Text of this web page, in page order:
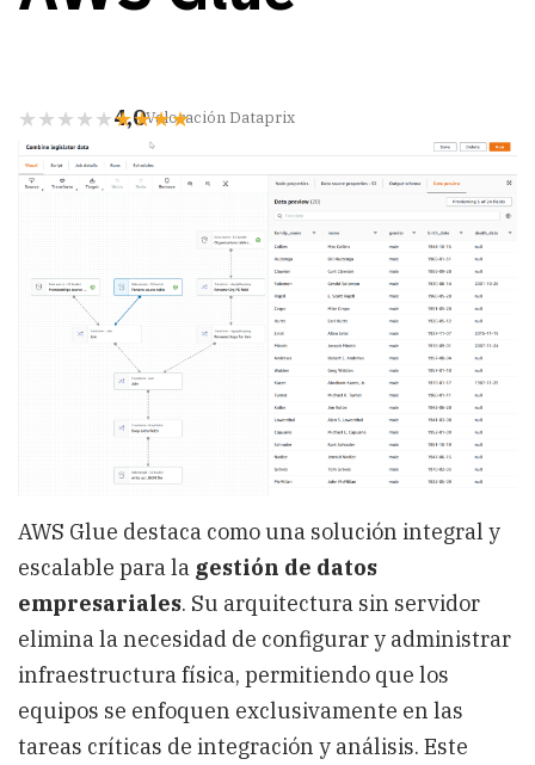
4,0Valoración Dataprix
AWS Glue destaca como una solución integral y
escalable para la gestión de datos
empresariales. Su arquitectura sin servidor
elimina la necesidad de configurar y administrar
infraestructura física, permitiendo que los
equipos se enfoquen exclusivamente en las
tareas críticas de integración y análisis. Este